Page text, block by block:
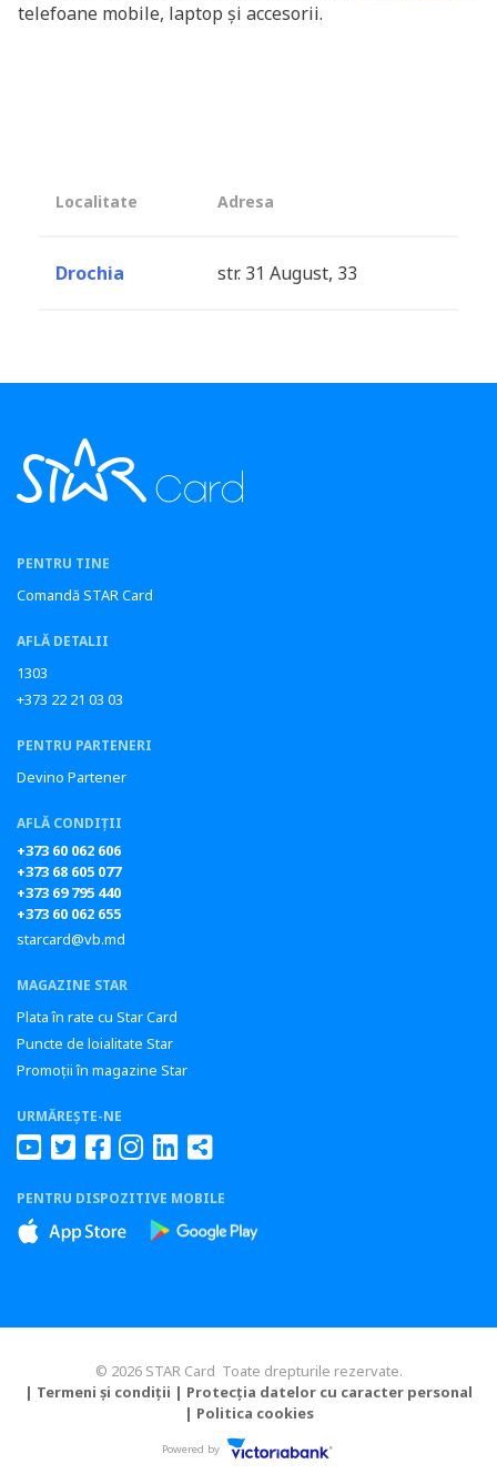
telefoane mobile, laptop și accesorii.
Localitate Adresa
Drochia str. 31 August, 33
PENTRU TINE
Comandă STAR Card
AFLĂ DETALII
1303
+373 22 21 03 03
PENTRU PARTENERI
Devino Partener
AFLĂ CONDIȚII
+373 60 062 606
+373 68 605 077
+373 69 795 440
+373 60 062 655
starcard@vb.md
MAGAZINE STAR
Plata în rate cu Star Card
Puncte de loialitate Star
Promoții în magazine Star
URMĂREȘTE-NE
PENTRU DISPOZITIVE MOBILE
© 2026 STAR Card Toate drepturile rezervate.
| Termeni și condiții | Protecția datelor cu caracter personal
| Politica cookies
Powered by